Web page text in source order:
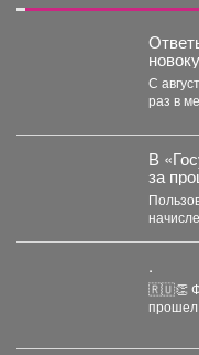
С
раз в
В
за
.
🇷🇺👏
прошел